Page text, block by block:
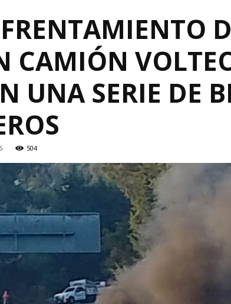
CAMIÓN
UNA SERIE DE
504